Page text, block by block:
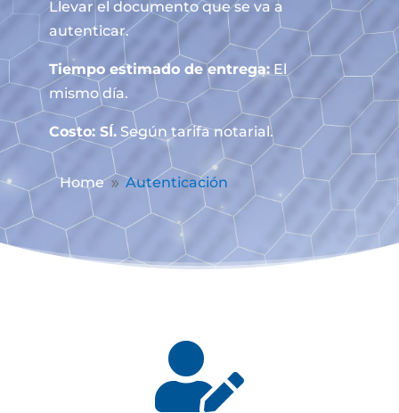
Llevar el documento que se va a
autenticar.
Tiempo estimado de entrega:El
mismo día.
Costo: SÍ.Según tarifa notarial.
Home 9 Autenticación
